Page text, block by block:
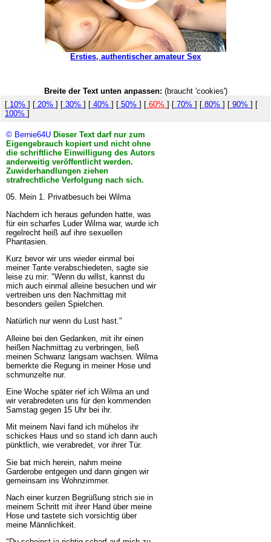
Ersties, authentischer amateur Sex
Breite der Text unten anpassen: (braucht 'cookies')
[ 10% ] [ 20% ] [ 30% ] [ 40% ] [ 50% ] [ 60% ] [ 70% ] [ 80% ] [ 90% ] [
100% ]
© Bernie64U Dieser Text darf nur zum
Eigengebrauch kopiert und nicht ohne
die schriftliche Einwilligung des Autors
anderweitig veröffentlicht werden.
Zuwiderhandlungen ziehen
strafrechtliche Verfolgung nach sich.
05. Mein 1. Privatbesuch bei Wilma
Nachdem ich heraus gefunden hatte, was
für ein scharfes Luder Wilma war, wurde ich
regelrecht heiß auf ihre sexuellen
Phantasien.
Kurz bevor wir uns wieder einmal bei
meiner Tante verabschiedeten, sagte sie
leise zu mir: "Wenn du willst, kannst du
mich auch einmal alleine besuchen und wir
vertreiben uns den Nachmittag mit
besonders geilen Spielchen.
Natürlich nur wenn du Lust hast."
Alleine bei den Gedanken, mit ihr einen
heißen Nachmittag zu verbringen, ließ
meinen Schwanz langsam wachsen. Wilma
bemerkte die Regung in meiner Hose und
schmunzelte nur.
Eine Woche später rief ich Wilma an und
wir verabredeten uns für den kommenden
Samstag gegen 15 Uhr bei ihr.
Mit meinem Navi fand ich mühelos ihr
schickes Haus und so stand ich dann auch
pünktlich, wie verabredet, vor ihrer Tür.
Sie bat mich herein, nahm meine
Garderobe entgegen und dann gingen wir
gemeinsam ins Wohnzimmer.
Nach einer kurzen Begrüßung strich sie in
meinem Schritt mit ihrer Hand über meine
Hose und tastete sich vorsichtig über
meine Männlichkeit.